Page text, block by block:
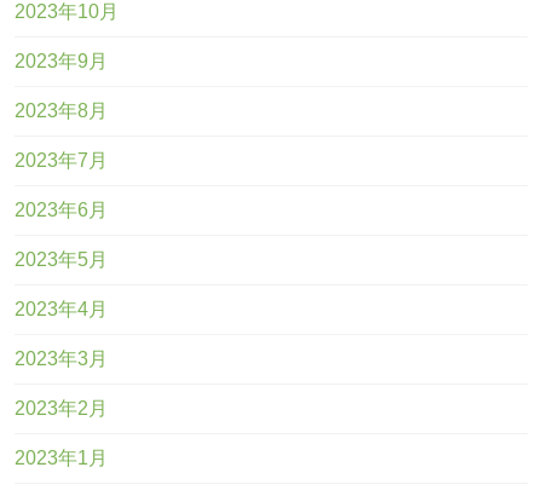
2023年10月
2023年9月
2023年8月
2023年7月
2023年6月
2023年5月
2023年4月
2023年3月
2023年2月
2023年1月